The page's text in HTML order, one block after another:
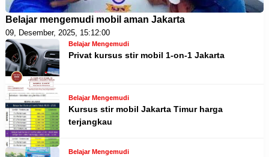
Belajar mengemudi mobil aman Jakarta
09, Desember, 2025, 15:12:00
Belajar Mengemudi
Privat kursus stir mobil 1-on-1 Jakarta
Belajar Mengemudi
Kursus stir mobil Jakarta Timur harga
terjangkau
Belajar Mengemudi